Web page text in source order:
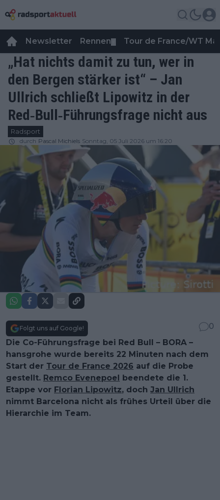
Newsletter Rennen Tour de France/WT
„Hat nichts damit zu tun, wer in
den Bergen stärker ist“ – Jan
Ullrich schließt Lipowitz in der
Red‐Bull‐Führungsfrage nicht aus
Radsport
durch Pascal Michiels Sonntag, 05 Juli 2026 um 16:20
Folgt uns auf Google!
0
Die Co-Führungsfrage bei Red Bull – BORA –
hansgrohe wurde bereits 22 Minuten nach dem
Start der Tour de France 2026 auf die Probe
gestellt. Remco Evenepoel beendete die 1.
Etappe vor Florian Lipowitz, doch Jan Ullrich
nimmt Barcelona nicht als frühes Urteil über die
Hierarchie im Team.